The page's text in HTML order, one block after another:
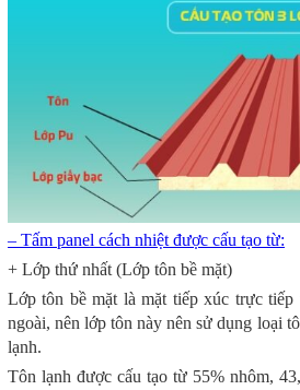
– Tấm panel cách nhiệt được cấu tạo từ:
+ Lớp thứ nhất (Lớp tôn bề mặt)
Lớp tôn bề mặt là mặt tiếp xúc trực
ngoài, nên lớp tôn này nên sử dụng loại
lạnh.
Tôn lạnh được cấu tạo từ 55% nhôm,